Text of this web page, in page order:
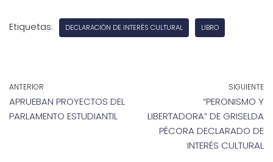
Etiquetas: DECLARACIÓN DE INTERÉS CULTURAL LIBRO
ANTERIOR
APRUEBAN PROYECTOS DEL
PARLAMENTO ESTUDIANTIL
SIGUIENTE
“PERONISMO Y
LIBERTADORA” DE GRISELDA
PÉCORA DECLARADO DE
INTERÉS CULTURAL